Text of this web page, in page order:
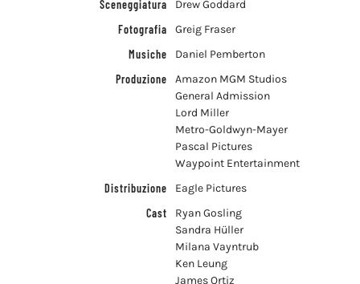
Sceneggiatura
Drew Goddard
Fotografia
Greig Fraser
Musiche
Daniel Pemberton
Produzione
Amazon MGM Studios
General Admission
Lord Miller
Metro-Goldwyn-Mayer
Pascal Pictures
Waypoint Entertainment
Distribuzione
Eagle Pictures
Cast
Ryan Gosling
Sandra Hüller
Milana Vayntrub
Ken Leung
James Ortiz